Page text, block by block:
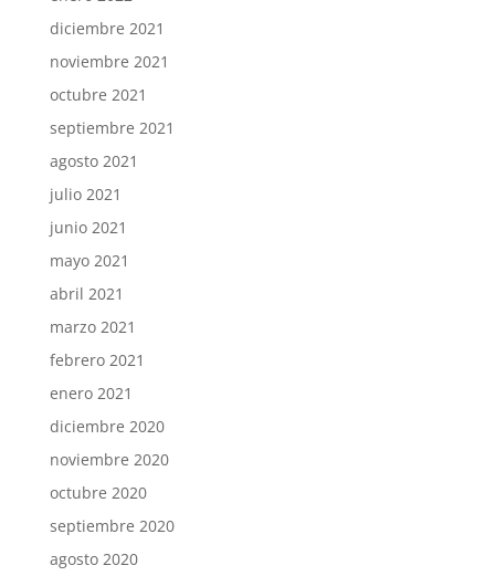
diciembre 2021
noviembre 2021
octubre 2021
septiembre 2021
agosto 2021
julio 2021
junio 2021
mayo 2021
abril 2021
marzo 2021
febrero 2021
enero 2021
diciembre 2020
noviembre 2020
octubre 2020
septiembre 2020
agosto 2020